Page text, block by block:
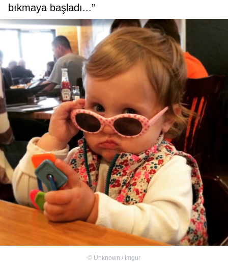
bıkmaya başladı...”
© Unknown / Imgur